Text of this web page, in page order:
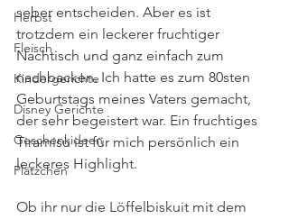
Herbst
Fleisch
Kindergerichte
Disney Gerichte
Geschenkideen
Plätzchen
seber entscheiden. Aber es ist
trotzdem ein leckerer fruchtiger
Nachtisch und ganz einfach zum
nachbacken. Ich hatte es zum 80sten
Geburtstags meines Vaters gemacht,
der sehr begeistert war. Ein fruchtiges
Tiramisu ist für mich persönlich ein
leckeres Highlight.
Ob ihr nur die Löffelbiskuit mit dem